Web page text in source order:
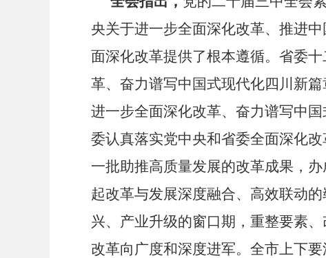
央关于进一步全面深化改革、推进
面深化改革提供了根本遵循。省委
革、奋力谱写中国式现代化四川新
进一步全面深化改革、奋力谱写中
委认真落实党中央和省委全面深化
一批助推高质量发展的改革成果，
起改革与发展深度融合、高效联动
兴、产业升级的窗口期，重整要素
改革向广度和深度进军。全市上下